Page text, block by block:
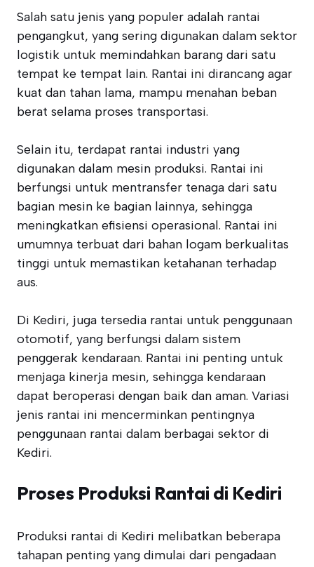
Salah satu jenis yang populer adalah rantai
pengangkut, yang sering digunakan dalam sektor
logistik untuk memindahkan barang dari satu
tempat ke tempat lain. Rantai ini dirancang agar
kuat dan tahan lama, mampu menahan beban
berat selama proses transportasi.
Selain itu, terdapat rantai industri yang
digunakan dalam mesin produksi. Rantai ini
berfungsi untuk mentransfer tenaga dari satu
bagian mesin ke bagian lainnya, sehingga
meningkatkan efisiensi operasional. Rantai ini
umumnya terbuat dari bahan logam berkualitas
tinggi untuk memastikan ketahanan terhadap
aus.
Di Kediri, juga tersedia rantai untuk penggunaan
otomotif, yang berfungsi dalam sistem
penggerak kendaraan. Rantai ini penting untuk
menjaga kinerja mesin, sehingga kendaraan
dapat beroperasi dengan baik dan aman. Variasi
jenis rantai ini mencerminkan pentingnya
penggunaan rantai dalam berbagai sektor di
Kediri.
Proses Produksi Rantai di Kediri
Produksi rantai di Kediri melibatkan beberapa
tahapan penting yang dimulai dari pengadaan